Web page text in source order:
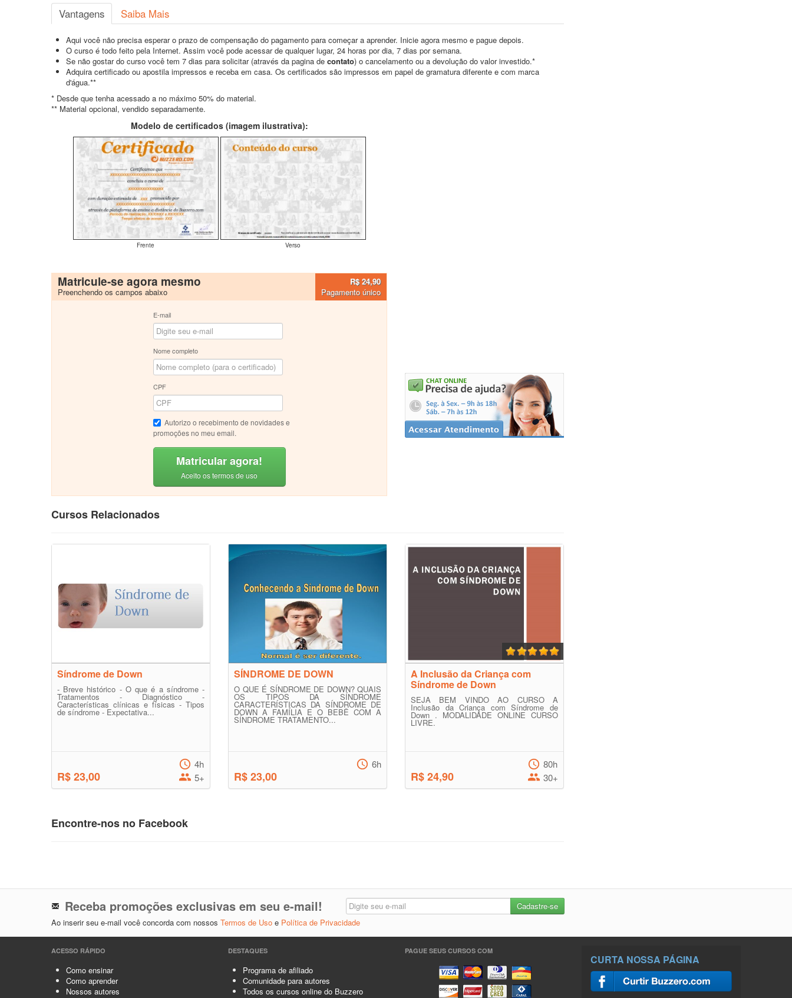
Vantagens Saiba Mais
Aqui você não precisa esperar o prazo de compensação do pagamento para começar a aprender. Inicie agora mesmo e pague depois.
O curso é todo feito pela Internet. Assim você pode acessar de qualquer lugar, 24 horas por dia, 7 dias por semana.
Se não gostar do curso você tem 7 dias para solicitar (através da pagina de contato) o cancelamento ou a devolução do valor investido.*
Adquira certificado ou apostila impressos e receba em casa. Os certificados são impressos em papel de gramatura diferente e com marca
d'água.**
* Desde que tenha acessado a no máximo 50% do material.
** Material opcional, vendido separadamente.
Modelo de certificados (imagem ilustrativa):
Frente Verso
Matricule-se agora mesmo
Preenchendo os campos abaixo
R$ 24,90
Pagamento único
E-mail
Nome completo
CPF
Autorizo o recebimento de novidades e
promoções no meu email.
Matricular agora!
Aceito os termos de uso
Cursos Relacionados
Síndrome de Down
- Breve histórico - O que é a síndrome -
Tratamentos - Diagnóstico -
Características clínicas e físicas - Tipos
de síndrome - Expectativa...
R$ 23,00
4h
5+
SÍNDROME DE DOWN
O QUE É SÍNDROME DE DOWN? QUAIS
OS TIPOS DA SÍNDROME
CARACTERÍSTICAS DA SÍNDROME DE
DOWN A FAMÍLIA E O BEBÊ COM A
SÍNDROME TRATAMENTO...
R$ 23,00
6h
A Inclusão da Criança com
Síndrome de Down
SEJA BEM VINDO AO CURSO A
Inclusão da Criança com Síndrome de
Down . MODALIDADE ONLINE CURSO
LIVRE.
R$ 24,90
80h
30+
Encontre-nos no Facebook
Receba promoções exclusivas em seu e-mail!
Ao inserir seu e-mail você concorda com nossos Termos de Uso e Política de Privacidade
ACESSO RÁPIDO
Como ensinar
Como aprender
Nossos autores
DESTAQUES
Programa de afiliado
Comunidade para autores
Todos os cursos online do Buzzero
PAGUE SEUS CURSOS COM
CURTA NOSSA PÁGINA